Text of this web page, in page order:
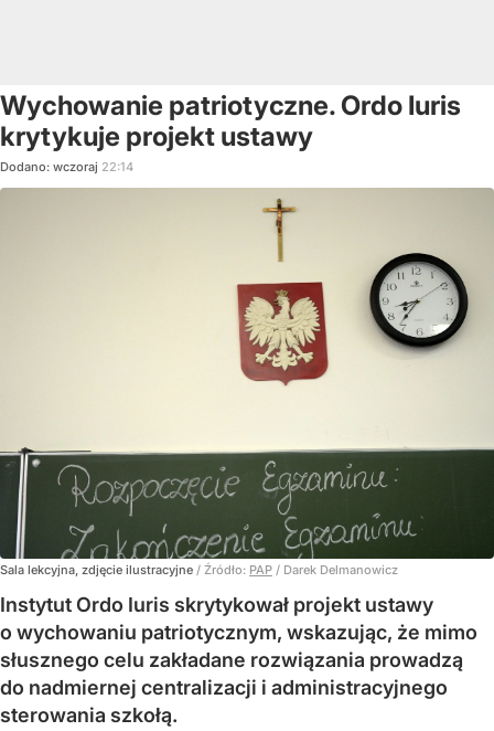
Wychowanie patriotyczne. Ordo Iuris
krytykuje projekt ustawy
Dodano: wczoraj 22:14
Sala lekcyjna, zdjęcie ilustracyjne / Źródło: PAP / Darek Delmanowicz
Instytut Ordo Iuris skrytykował projekt ustawy
o wychowaniu patriotycznym, wskazując, że mimo
słusznego celu zakładane rozwiązania prowadzą
do nadmiernej centralizacji i administracyjnego
sterowania szkołą.